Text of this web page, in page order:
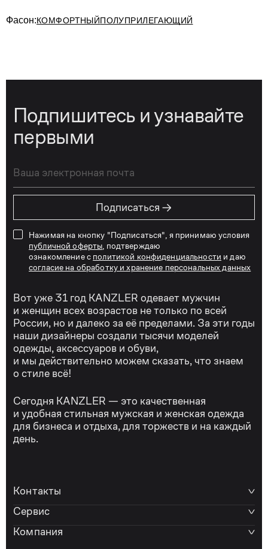
Фасон:КОМФОРТНЫЙПОЛУПРИЛЕГАЮЩИЙ
Подпишитесь и узнавайте
первыми
Подписаться →
Нажимая на кнопку "Подписаться", я принимаю условия
публичной оферты , подтверждаю
ознакомление с политикой конфиденциальности и даю
согласие на обработку и хранение персональных данных
Вот уже 31 год KANZLER одевает мужчин
и женщин всех возрастов не только по всей
России, но и далеко за её пределами. За эти годы
наши дизайнеры создали тысячи моделей
одежды, аксессуаров и обуви,
и мы действительно можем сказать, что знаем
о стиле всё!
Сегодня KANZLER — это качественная
и удобная стильная мужская и женская одежда
для бизнеса и отдыха, для торжеств и на каждый
день.
Контакты
Сервис
Компания